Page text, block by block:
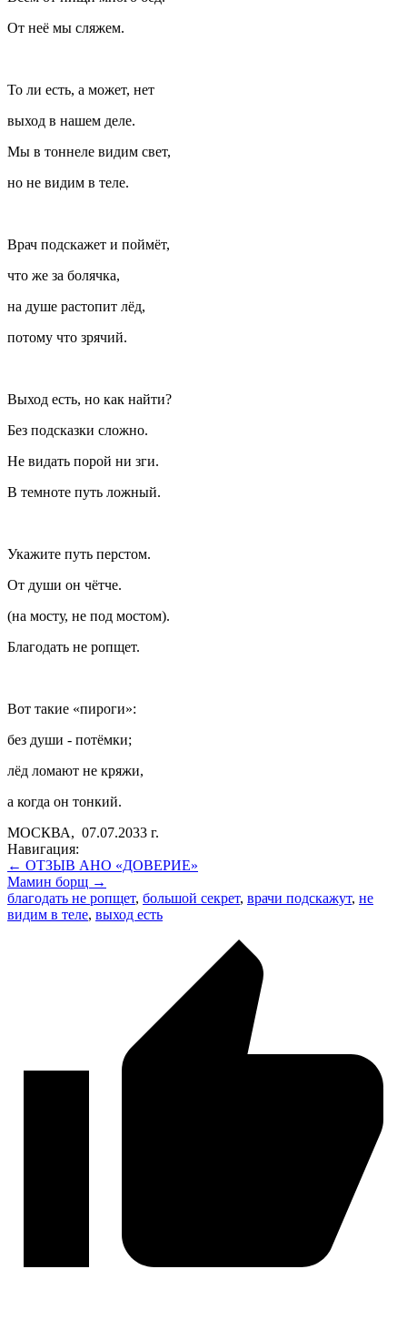
От неё мы сляжем.
То ли есть, а может, нет
выход в нашем деле.
Мы в тоннеле видим свет,
но не видим в теле.
Врач подскажет и поймёт,
что же за болячка,
на душе растопит лёд,
потому что зрячий.
Выход есть, но как найти?
Без подсказки сложно.
Не видать порой ни зги.
В темноте путь ложный.
Укажите путь перстом.
От души он чётче.
(на мосту, не под мостом).
Благодать не ропщет.
Вот такие «пироги»:
без души - потёмки;
лёд ломают не кряжи,
а когда он тонкий.
МОСКВА, 07.07.2033 г.
Навигация:
← ОТЗЫВ АНО «ДОВЕРИЕ»
Мамин борщ →
благодать не ропщет, большой секрет, врачи подскажут, не
видим в теле, выход есть